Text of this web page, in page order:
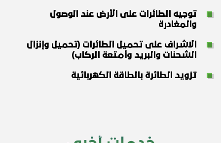
توجيه الطائرات على الأرض عند الوصول
والمغادرة
الاشراف على تحميل الطائرات (تحميل وإنزال
الشحنات والبريد وأمتعة الركاب)
تزويد الطائرة بالطاقة الكهربائية